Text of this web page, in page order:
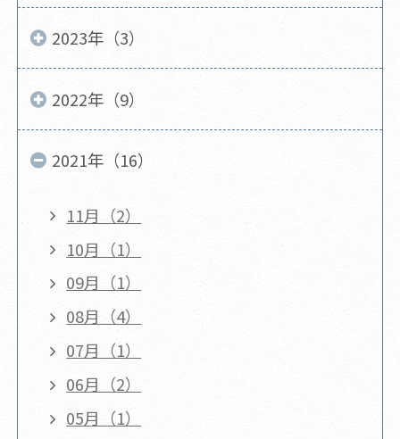
2023年（3）
2022年（9）
2021年（16）
11月（2）
10月（1）
09月（1）
08月（4）
07月（1）
06月（2）
05月（1）